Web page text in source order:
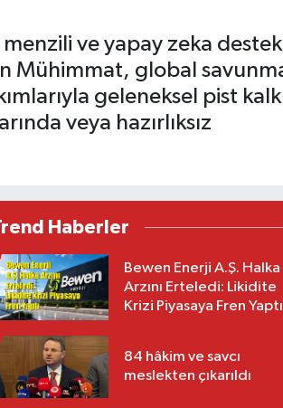
ve yapay zeka
Mühimmat, global
geleneksel pist
veya hazırlıksız
Haberler
Bewen Enerji A.Ş. Halka
Arzını Erteledi: Likidite
Krizi Piyasaya Fren Yaptı
84 hâkim ve savcı
meslekten çıkarıldı